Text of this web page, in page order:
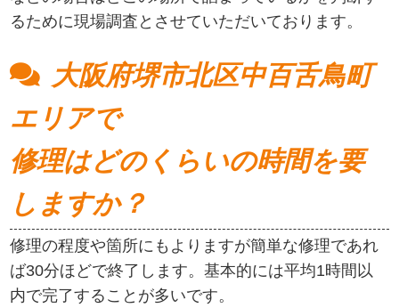
るために現場調査とさせていただいております。
大阪府堺市北区中百舌鳥町
エリアで
修理はどのくらいの時間を要
しますか？
修理の程度や箇所にもよりますが簡単な修理であれ
ば30分ほどで終了します。基本的には平均1時間以
内で完了することが多いです。